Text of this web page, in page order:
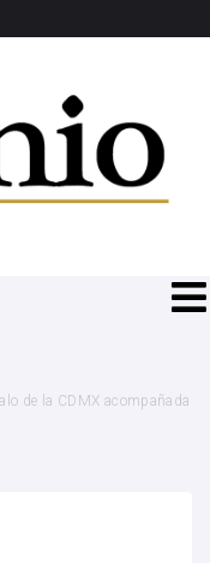
de la CDMX acompañada